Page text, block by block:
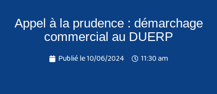
Appel à la prudence : démarchage
commercial au DUERP
Publié le10/06/2024 11:30 am